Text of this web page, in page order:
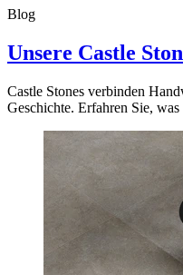
Blog
Unsere Castle
Castle Stones verbinden
Geschichte. Erfahren Sie,